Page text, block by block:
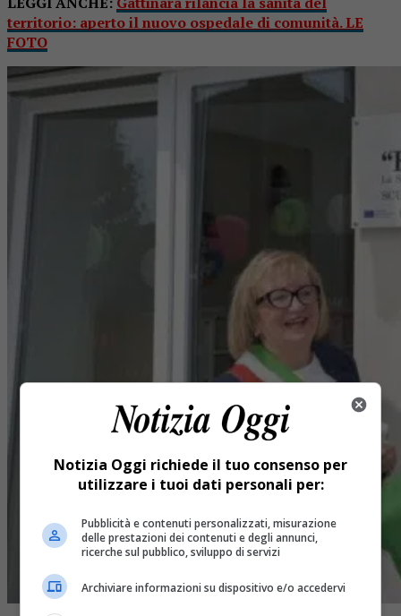
territorio: aperto il nuovo ospedale di comunità. LE
FOTO
Notizia Oggi richiede il tuo consenso per
utilizzare i tuoi dati personali per:
Pubblicità e contenuti personalizzati, misurazione
delle prestazioni dei contenuti e degli annunci,
ricerche sul pubblico, sviluppo di servizi
Archiviare informazioni su dispositivo e/o accedervi